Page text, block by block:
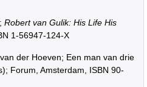
Robert van Gulik: His Life His
1-56947-124-X
der Hoeven; Een man van drie
Forum, Amsterdam, ISBN 90-